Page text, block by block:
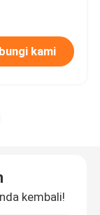
kami
kembali!